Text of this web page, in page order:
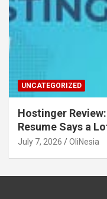
UNCATEGORIZED
Hostinger
Resume Says a
July 7, 2026 OliNesia